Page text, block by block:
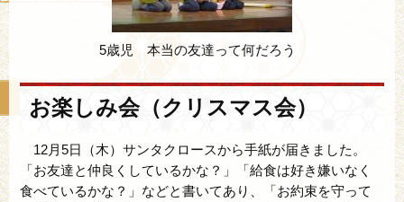
5歳児 本当の友達って何だろう
お楽しみ会（クリスマス会）
12月5日（木）サンタクロースから手紙が届きました。
「お友達と仲良くしているかな？」「給食は好き嫌いなく
食べているかな？」などと書いてあり、「お約束を守って